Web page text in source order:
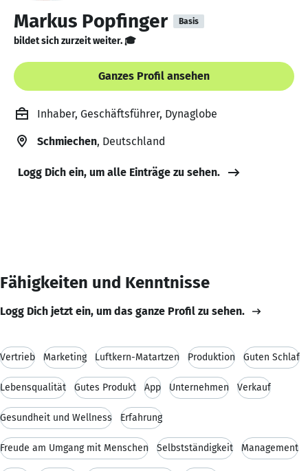
Markus Popfinger Basis
bildet sich zurzeit weiter. 🎓
Ganzes Profil ansehen
Inhaber, Geschäftsführer, Dynaglobe
Schmiechen, Deutschland
Logg Dich ein, um alle Einträge zu sehen.
Fähigkeiten und Kenntnisse
Logg Dich jetzt ein, um das ganze Profil zu sehen.
Vertrieb Marketing Luftkern-Matartzen Produktion Guten Schlaf
Lebensqualität Gutes Produkt App Unternehmen Verkauf
Gesundheit und Wellness Erfahrung
Freude am Umgang mit Menschen Selbstständigkeit Management